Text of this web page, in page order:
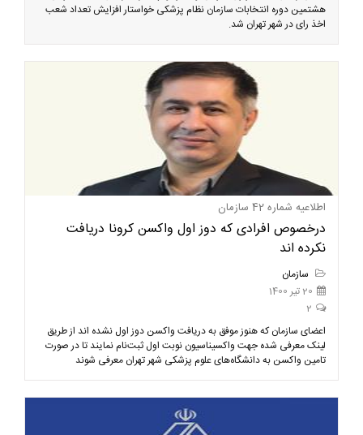
هشتمین دوره انتخابات سازمان نظام پزشکی خواستار افزایش تعداد شعب
اخذ رای در شهر تهران شد.
اطلاعیه شماره 42 سازمان
درخصوص افرادی که دوز اول واکسن کرونا دریافت
نکرده اند
سازمان
20 تیر 1400
2
اعضای سازمان که هنوز موفق به دریافت واکسن دوز اول نشده اند از طریق
لینک معرفی شده جهت واکسیناسیون نوبت اول ثبت‌نام نمایند تا در صورت
تامین واکسن به دانشگاه‌های علوم پزشکی شهر تهران معرفی شوند